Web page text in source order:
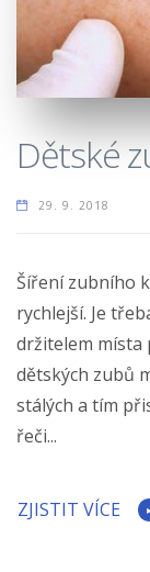
Dětské
29. 9. 2018
Šíření zubního
rychlejší. Je
držitelem místa
dětských zubů
stálých a tím
řeči...
ZJISTIT VÍCE